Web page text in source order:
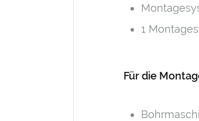
1
Für die